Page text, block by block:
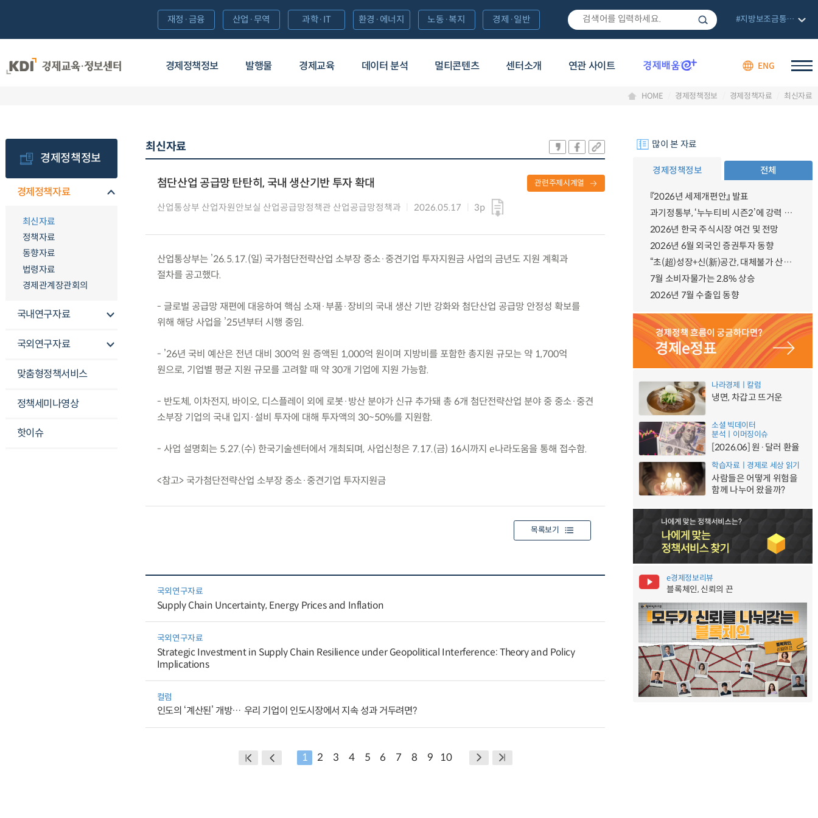
경제정책정보 발행물 경제교육 데이터 분석 멀티콘텐츠 센터소개 연관 사이트 ENG
재정·금융 산업·무역 과학·IT 환경·에너지 노동·복지 경제·일반 #지방보조금통합관리망
HOME 경제정책정보 경제정책자료 최신자료
경제정책정보
경제정책자료
최신자료
정책자료
동향자료
법령자료
경제관계장관회의
국내연구자료
국외연구자료
맞춤형정책서비스
정책세미나영상
핫이슈
최신자료
첨단산업 공급망 탄탄히, 국내 생산기반 투자 확대
산업통상부 산업자원안보실 산업공급망정책관 산업공급망정책과 2026.05.17 3p
관련주제시계열
산업통상부는 ’26.5.17.(일) 국가첨단전략산업 소부장 중소·중견기업 투자지원금 사업의 금년도 지원 계획과
절차를 공고했다.
- 글로벌 공급망 재편에 대응하여 핵심 소재·부품·장비의 국내 생산 기반 강화와 첨단산업 공급망 안정성 확보를
위해 해당 사업을 ’25년부터 시행 중임.
- ’26년 국비 예산은 전년 대비 300억 원 증액된 1,000억 원이며 지방비를 포함한 총지원 규모는 약 1,700억
원으로, 기업별 평균 지원 규모를 고려할 때 약 30개 기업에 지원 가능함.
- 반도체, 이차전지, 바이오, 디스플레이 외에 로봇·방산 분야가 신규 추가돼 총 6개 첨단전략산업 분야 중 중소·중견
소부장 기업의 국내 입지·설비 투자에 대해 투자액의 30~50%를 지원함.
- 사업 설명회는 5.27.(수) 한국기술센터에서 개최되며, 사업신청은 7.17.(금) 16시까지 e나라도움을 통해 접수함.
<참고> 국가첨단전략산업 소부장 중소·중견기업 투자지원금
목록보기
국외연구자료
Supply Chain Uncertainty, Energy Prices and Inflation
국외연구자료
Strategic Investment in Supply Chain Resilience under Geopolitical Interference: Theory and Policy
Implications
컬럼
인도의 ‘계산된’ 개방… 우리 기업이 인도시장에서 지속 성과 거두려면?
1 2 3 4 5 6 7 8 9 10
많이 본 자료
경제정책정보 전체
『2026년 세제개편안』 발표
과기정통부, ‘누누티비 시즌2’에 강력 대응 의지 밝혀
2026년 한국 주식시장 여건 및 전망
2026년 6월 외국인 증권투자 동향
“초(超)성장+신(新)공간, 대체불가 산업강국”
7월 소비자물가는 2.8% 상승
2026년 7월 수출입 동향
나라경제ㅣ칼럼
냉면, 차갑고 뜨거운
소셜 빅데이터
분석ㅣ이머징이슈
[2026.06] 원·달러 환율
학습자료ㅣ경제로 세상 읽기
사람들은 어떻게 위험을
함께 나누어 왔을까?
e경제정보리뷰
블록체인, 신뢰의 끈